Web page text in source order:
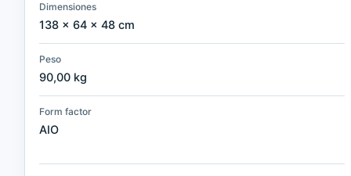
Dimensiones
138 × 64 × 48 cm
Peso
90,00 kg
Form factor
AIO